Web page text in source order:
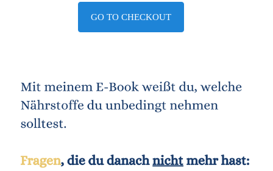
GO TO CHECKOUT